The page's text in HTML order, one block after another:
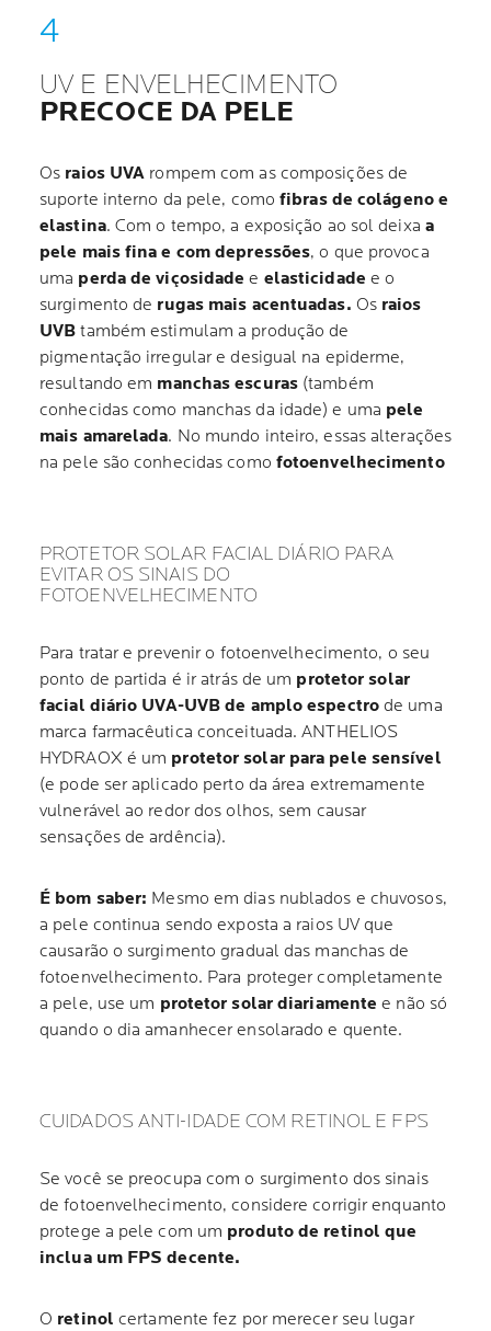
UV E ENVELHECIMENTO
PRECOCE DA PELE
Os raios UVA rompem com as composições de
suporte interno da pele, comofibras de colágeno e
elastina. Com o tempo, a exposição ao sol deixa a
pele mais fina e com depressões, o que provoca
uma perda de viçosidade e elasticidade e o
surgimento de rugas mais acentuadas. Os raios
UVB também estimulam a produção de
pigmentação irregular e desigual na epiderme,
resultando em manchas escuras(também
conhecidas como manchas da idade) e uma pele
mais amarelada. No mundo inteiro, essas alterações
na pele são conhecidas como fotoenvelhecimento
PROTETOR SOLAR FACIAL DIÁRIO PARA
EVITAR OS SINAIS DO
FOTOENVELHECIMENTO
Para tratar e prevenir o fotoenvelhecimento, o seu
ponto de partida é ir atrás de um protetor solar
facial diário UVA-UVB de amplo espectrode uma
marca farmacêutica conceituada. ANTHELIOS
HYDRAOX é um protetor solar para pele sensível
(e pode ser aplicado perto da área extremamente
vulnerável ao redor dos olhos, sem causar
sensações de ardência).
É bom saber: Mesmo em dias nublados e chuvosos,
a pele continua sendo exposta a raios UV que
causarão o surgimento gradual das manchas de
fotoenvelhecimento. Para proteger completamente
a pele, use um protetor solar diariamente e não só
quando o dia amanhecer ensolarado e quente.
CUIDADOS ANTI-IDADE COM RETINOL E FPS
Se você se preocupa com o surgimento dos sinais
de fotoenvelhecimento, considere corrigir enquanto
protege a pele com um produto de retinol que
inclua um FPS decente.
O retinol certamente fez por merecer seu lugar